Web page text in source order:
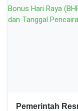
Pemerintah